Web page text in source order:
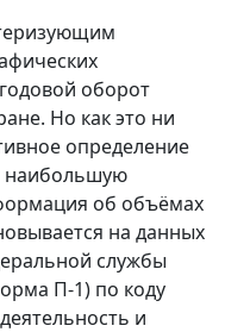
оборот
Но как это ни
определение
наибольшую
об объёмах
на данных
службы
П-1) по коду
и